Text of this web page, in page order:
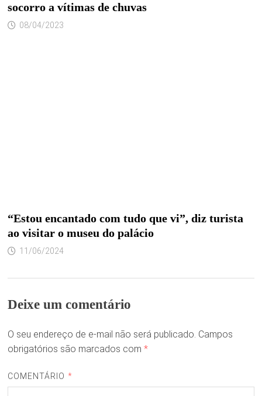
socorro a vítimas de chuvas
08/04/2023
“Estou encantado com tudo que vi”, diz turista
ao visitar o museu do palácio
11/06/2024
Deixe um comentário
O seu endereço de e-mail não será publicado. Campos
obrigatórios são marcados com *
COMENTÁRIO *